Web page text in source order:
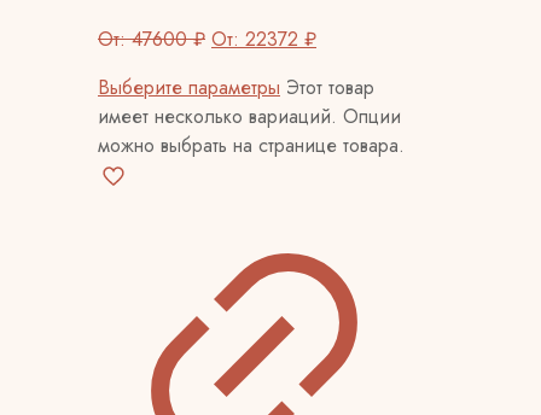
От:47600₽ От: 22372 ₽
Выберите параметры Этот товар
имеет несколько вариаций. Опции
можно выбрать на странице товара.